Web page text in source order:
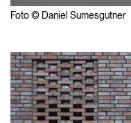
Foto © Daniel Sumesgutner